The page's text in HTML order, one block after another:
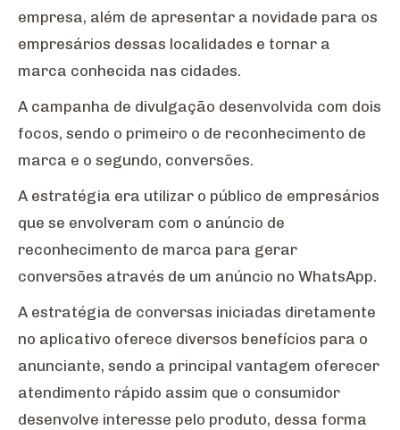
empresa, além de apresentar a novidade para os
empresários dessas localidades e tornar a
marca conhecida nas cidades.
A campanha de divulgação desenvolvida com dois
focos, sendo o primeiro o de reconhecimento de
marca e o segundo, conversões.
A estratégia era utilizar o público de empresários
que se envolveram com o anúncio de
reconhecimento de marca para gerar
conversões através de um anúncio no WhatsApp.
A estratégia de conversas iniciadas diretamente
no aplicativo oferece diversos benefícios para o
anunciante, sendo a principal vantagem oferecer
atendimento rápido assim que o consumidor
desenvolve interesse pelo produto, dessa forma